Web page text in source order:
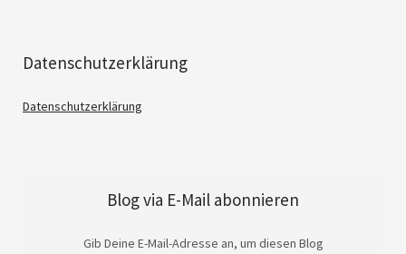
Datenschutzerklärung
Datenschutzerklärung
Blog via E-Mail abonnieren
Gib Deine E-Mail-Adresse an, um diesen Blog